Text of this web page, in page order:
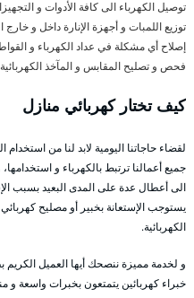
توصيل الكهرباء الى كافة الأدوات و
توزيع اللمبات و أجهزة الإنارة داخل و خارج
إصلاح أي مشكلة في عداد الكهرباء و
فحص و تصليح المقابس و المآخذ
كيف تختار كهربائي منازل
لقضاء حاجاتنا اليومية لابد لنا من
جميع أعمالنا ترتبط بالكهرباء و
الى أعطال عدة على المدى البعيد بسبب
يستوجب الإستعانة بخبير أو مصليح
الكهربائية.
و لخدمة مميزة ننصحك أيها العميل
خبراء كهربائين يتمتعون بخبرات واسعة و